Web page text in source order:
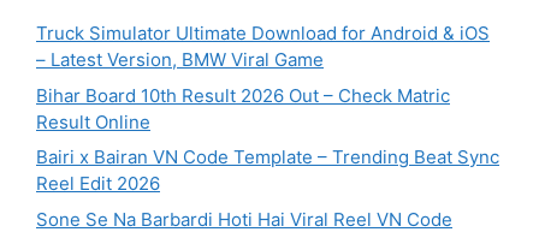
Truck Simulator Ultimate Download for Android & iOS
– Latest Version, BMW Viral Game
Bihar Board 10th Result 2026 Out – Check Matric
Result Online
Bairi x Bairan VN Code Template – Trending Beat Sync
Reel Edit 2026
Sone Se Na Barbardi Hoti Hai Viral Reel VN Code